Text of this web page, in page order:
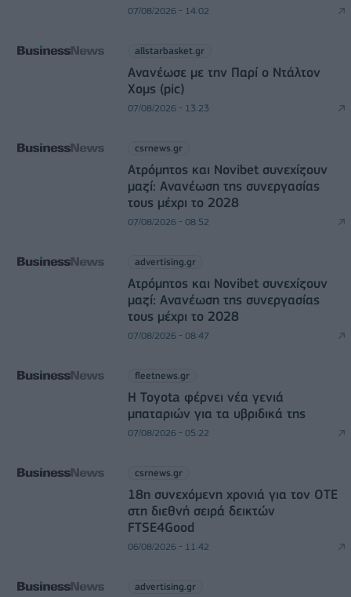
07/08/2026 - 14:02
allstarbasket.gr
Ανανέωσε με την Παρί ο Ντάλτον
Χομς (pic)
07/08/2026 - 13:23
csrnews.gr
Ατρόμητος και Novibet συνεχίζουν
μαζί: Ανανέωση της συνεργασίας
τους μέχρι το 2028
07/08/2026 - 08:52
advertising.gr
Ατρόμητος και Novibet συνεχίζουν
μαζί: Ανανέωση της συνεργασίας
τους μέχρι το 2028
07/08/2026 - 08:47
fleetnews.gr
Η Toyota φέρνει νέα γενιά
μπαταριών για τα υβριδικά της
07/08/2026 - 05:22
csrnews.gr
18η συνεχόμενη χρονιά για τον ΟΤΕ
στη διεθνή σειρά δεικτών
FTSE4Good
06/08/2026 - 11:42
advertising.gr